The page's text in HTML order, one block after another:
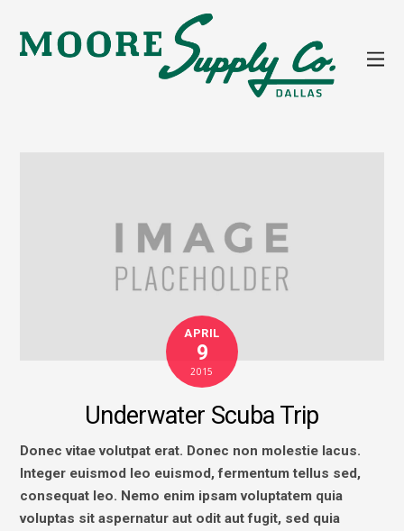
APRIL
9
2015
Underwater Scuba Trip
Donec vitae volutpat erat. Donec non molestie lacus.
Integer euismod leo euismod, fermentum tellus sed,
consequat leo. Nemo enim ipsam voluptatem quia
voluptas sit aspernatur aut odit aut fugit, sed quia